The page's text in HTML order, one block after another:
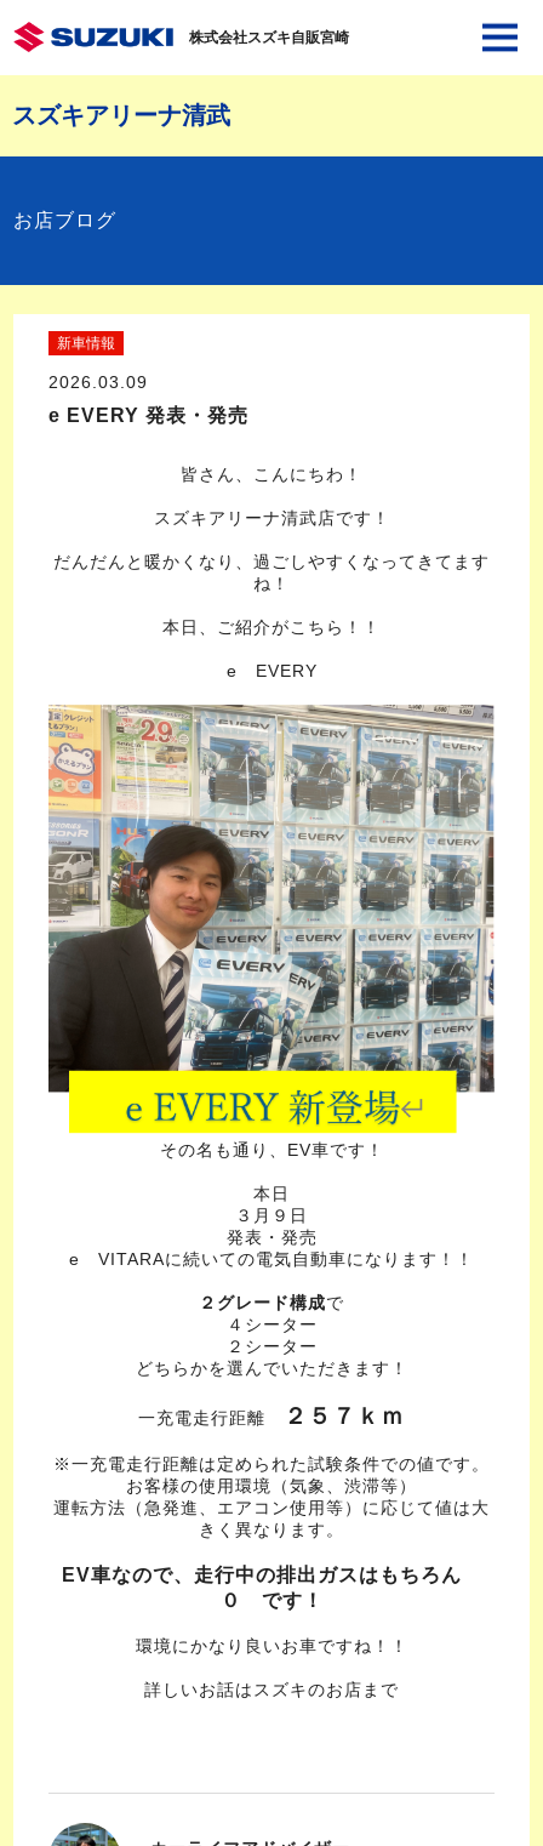
株式会社スズキ自販宮崎
スズキアリーナ清武
お店ブログ
新車情報
2026.03.09
e EVERY 発表・発売
皆さん、こんにちわ！
スズキアリーナ清武店です！
だんだんと暖かくなり、過ごしやすくなってきてます
ね！
本日、ご紹介がこちら！！
e EVERY
その名も通り、EV車です！
本日
３月９日
発表・発売
e VITARAに続いての電気自動車になります！！
２グレード構成で
４シーター
２シーター
どちらかを選んでいただきます！
一充電走行距離 ２５７ｋｍ
※一充電走行距離は定められた試験条件での値です。
お客様の使用環境（気象、渋滞等）
運転方法（急発進、エアコン使用等）に応じて値は大
きく異なります。
EV車なので、走行中の排出ガスはもちろん
０ です！
環境にかなり良いお車ですね！！
詳しいお話はスズキのお店まで